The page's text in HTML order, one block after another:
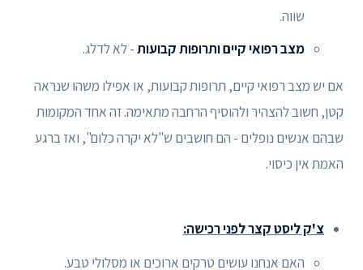
שווה.
מצב רפואי קיים ותרופות קבועות- לא לדלג.
אם יש מצב רפואי קיים, תרופות קבועות, או אפילו משהו שנראה
קטן, חשוב להצהיר ולהוסיף הרחבה מתאימה. זה אחד המקומות
שבהם אנשים נופלים - הם חושבים ש"לא יקרה כלום", ואז ברגע
האמת אין כיסוי.
צ'ק ליסט קצר לפני רכישה:
האם אנחנו עושים טרקים ארוכים או מסלולי טבע.